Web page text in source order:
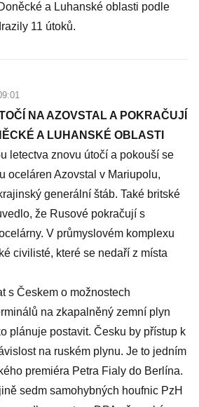
a Luhanské oblasti podle
11 útoků.
NA AZOVSTAL A POKRAČUJÍ
A LUHANSKÉ OBLASTI
letectva znovu útočí a pokouší se
oceláren Azovstal v Mariupolu,
generální štáb. Také britské
že Rusové pokračují s
V průmyslovém komplexu
civilisté, které se nedaří z místa
s Českem o možnostech
na zkapalněný zemní plyn
plánuje postavit. Česku by přístup k
na ruském plynu. Je to jedním
premiéra Petra Fialy do Berlína.
sedm samohybných houfnic PzH